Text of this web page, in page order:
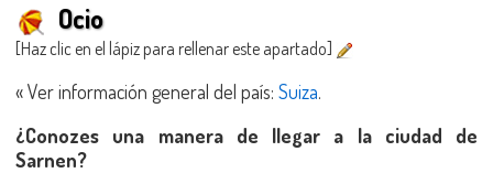
Ocio
[Haz clic en el lápiz para rellenar este apartado]
« Ver información general del país: Suiza.
¿Conozes una manera de llegar a la ciudad de
Sarnen?